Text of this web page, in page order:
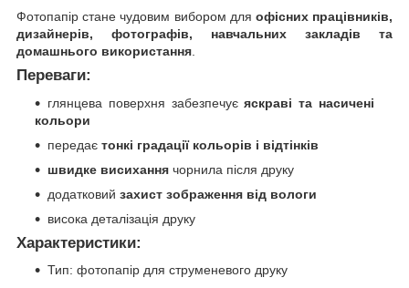
Фотопапір стане чудовим вибором для офісних працівників,
дизайнерів, фотографів, навчальних закладів та
домашнього використання
Переваги:
глянцева поверхня забезпечуєяскраві та насичені
кольори
передає тонкі градації кольорів і відтінків
швидке висихання чорнила після друку
додатковий захист зображення від вологи
висока деталізація друку
Характеристики:
Тип: фотопапір для струменевого друку